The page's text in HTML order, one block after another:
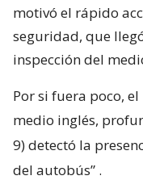
motivó el rápido
seguridad, que
inspección del
Por si fuera poco,
medio inglés,
9) detectó la
del autobús” .